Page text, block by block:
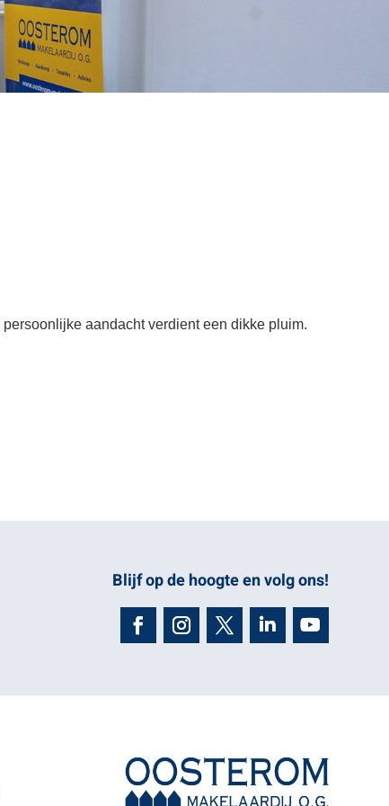
aandacht verdient een dikke pluim.
Blijf op de hoogte en volg ons!